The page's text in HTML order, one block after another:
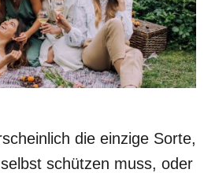
die einzige Sorte,
schützen muss, oder